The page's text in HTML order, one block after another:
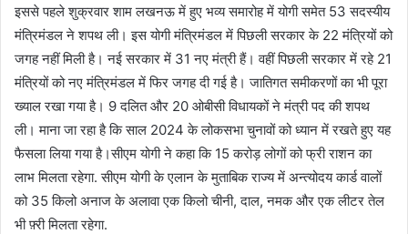
इससे पहले शुक्रवार शाम लखनऊ में हुए भव्य समारोह में योगी समेत 53 सदस्यीय
मंत्रिमंडल ने शपथ ली। इस योगी मंत्रिमंडल में पिछली सरकार के 22 मंत्रियों को
जगह नहीं मिली है। नई सरकार में 31 नए मंत्री हैं। वहीं पिछली सरकार में रहे 21
मंत्रियों को नए मंत्रिमंडल में फिर जगह दी गई है। जातिगत समीकरणों का भी पूरा
ख्याल रखा गया है। 9 दलित और 20 ओबीसी विधायकों ने मंत्री पद की शपथ
ली। माना जा रहा है कि साल 2024 के लोकसभा चुनावों को ध्यान में रखते हुए यह
फैसला लिया गया है।सीएम योगी ने कहा कि 15 करोड़ लोगों को फ्री राशन का
लाभ मिलता रहेगा. सीएम योगी के एलान के मुताबिक राज्य में अन्त्योदय कार्ड वालों
को 35 किलो अनाज के अलावा एक किलो चीनी, दाल, नमक और एक लीटर तेल
भी फ़्री मिलता रहेगा.